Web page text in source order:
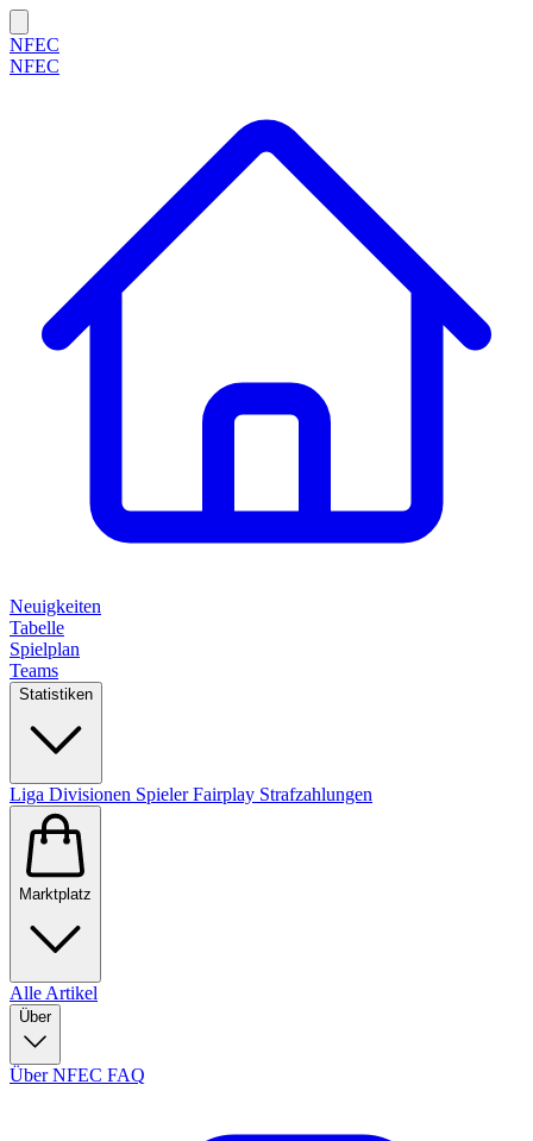
NFEC
NFEC
Neuigkeiten
Tabelle
Spielplan
Teams
Statistiken
Liga Divisionen SpielerFairplay Strafzahlungen
Marktplatz
Alle Artikel
Über
Über NFEC FAQ